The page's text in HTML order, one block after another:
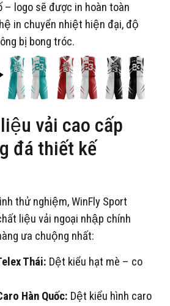
– logo sẽ được in hoàn toàn
in chuyển nhiệt hiện đại, độ
bị bong tróc.
vải cao cấp
đá thiết kế
thử nghiệm, WinFly Sport
liệu vải ngoại nhập chính
ưa chuộng nhất:
Thái: Dệt kiểu hạt mè – co
Hàn Quốc: Dệt kiểu hình caro